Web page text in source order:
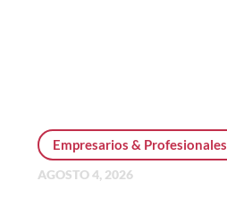
Empresarios & Profesionales
AGOSTO 4, 2026